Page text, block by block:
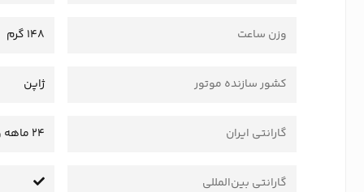
وزن ساعت 148 گرم
کشور سازنده موتور ژاپن
گارانتی ایران 24 ماهه وستا سرویس
گارانتی بین‌المللی